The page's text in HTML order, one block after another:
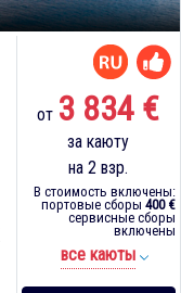
от 3 834 €
за каюту
на 2 взр.
В стоимость включены:
портовые сборы 400 €
сервисные сборы
включены
все каюты